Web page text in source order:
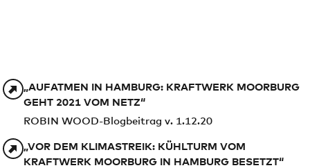
„AUFATMEN IN HAMBURG: KRAFTWERK MOORBURG
GEHT 2021 VOM NETZ“
ROBIN WOOD-Blogbeitrag v. 1.12.20
„VOR DEM KLIMASTREIK: KÜHLTURM VOM
KRAFTWERK MOORBURG IN HAMBURG BESETZT“